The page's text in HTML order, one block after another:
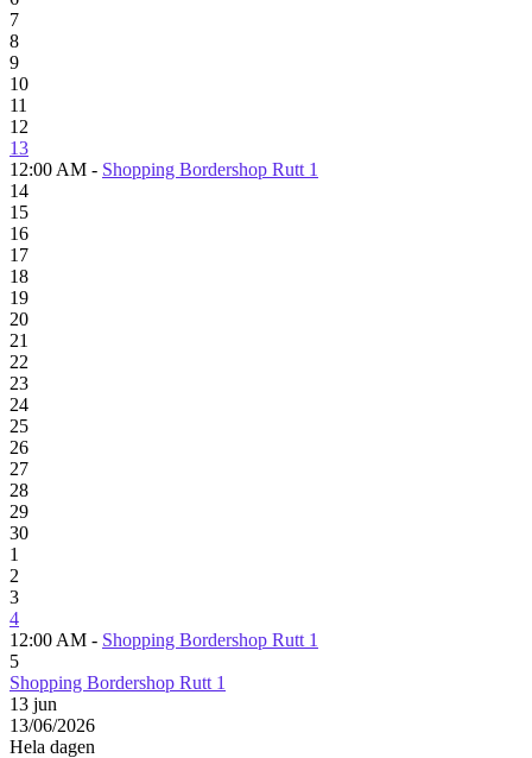
7
8
9
10
11
12
13
12:00 AM - Shopping Bordershop Rutt 1
14
15
16
17
18
19
20
21
22
23
24
25
26
27
28
29
30
1
2
3
4
12:00 AM - Shopping Bordershop Rutt 1
5
Shopping Bordershop Rutt 1
13 jun
13/06/2026
Hela dagen